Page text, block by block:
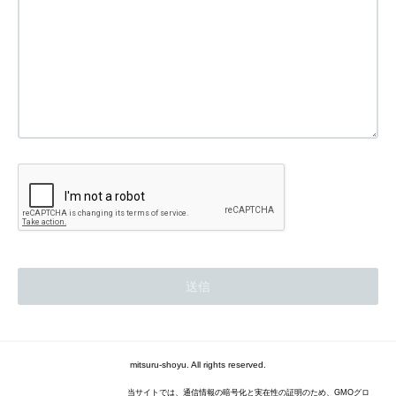
mitsuru-shoyu. All rights reserved.
当サイトでは、通信情報の暗号化と実在性の証明のため、GMOグロ